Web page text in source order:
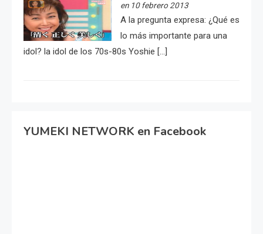
en 10 febrero 2013
A la pregunta expresa: ¿Qué es
lo más importante para una
idol? la idol de los 70s-80s Yoshie […]
YUMEKI NETWORK en Facebook